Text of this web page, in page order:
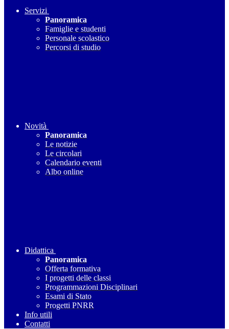
Servizi
Panoramica
Famiglie e studenti
Personale scolastico
Percorsi di studio
Novità
Panoramica
Le notizie
Le circolari
Calendario eventi
Albo online
Didattica
Panoramica
Offerta formativa
I progetti delle classi
Programmazioni Disciplinari
Esami di Stato
Progetti PNRR
Info utili
Contatti